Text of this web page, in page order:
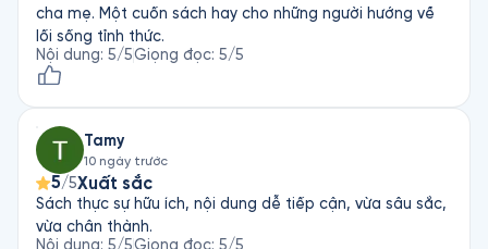
cha mẹ. Một cuốn sách hay cho những người hướng về
lối sống tỉnh thức.
Nội dung: 5/5Giọng đọc: 5/5
Tamy
10 ngày trước
5/5Xuất sắc
Sách thực sự hữu ích, nội dung dễ tiếp cận, vừa sâu sắc,
vừa chân thành.
Nội dung: 5/5Giọng đọc: 5/5